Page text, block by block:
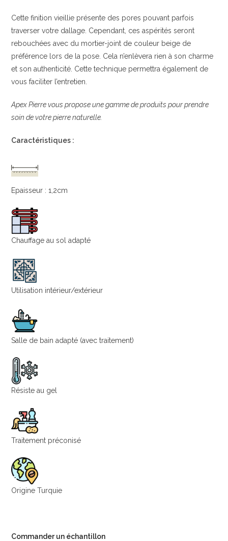
Cette finition vieillie présente des pores pouvant parfois
traverser votre dallage. Cependant, ces aspérités seront
rebouchées avec du mortier-joint de couleur beige de
préférence lors de la pose. Cela n’enlèvera rien à son charme
et son authenticité. Cette technique permettra également de
vous faciliter l’entretien.
Apex Pierre vous propose une gamme de produits pour prendre
soin de votre pierre naturelle.
Caractéristiques :
Epaisseur : 1,2cm
Chauffage au sol adapté
Utilisation intérieur/extérieur
Salle de bain adapté (avec traitement)
Résiste au gel
Traitement préconisé
Origine Turquie
Commander un échantillon